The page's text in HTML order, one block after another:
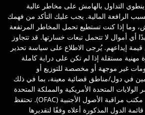
ينطوي التداول بالهامش على مخاطر عالية
الرافعة المالية. يجب عليك التأكد من فهمك
وما إذا كنت تستطيع تحمل المخاطر المرتفعة
أي أموال لا تتحمل تبعات خسارتها. قد تتجاوز
قيمة إيداعهم. يُرجى الاطلاع على سياسة تحذير
مستقلة إذا لم تكن على دراية كاملة
غير موجهة أو مخصصة للتوزيع أو
في دول/مناطق قضائية معينة، بما في ذلك
المتحدة الأمريكية والمملكة المتحدة
والدول الخاضعة لعقوبات مكتب مراقبة الأصول الأجنبية (OFAC). تحتفظ
الدول المذكورة أعلاه وفقًا لتقديرها